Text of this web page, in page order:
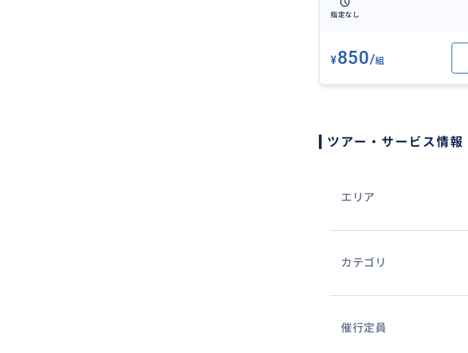
指定なし
¥850/組
ツアー・サービス情報
エリア
カテゴリ
催行定員